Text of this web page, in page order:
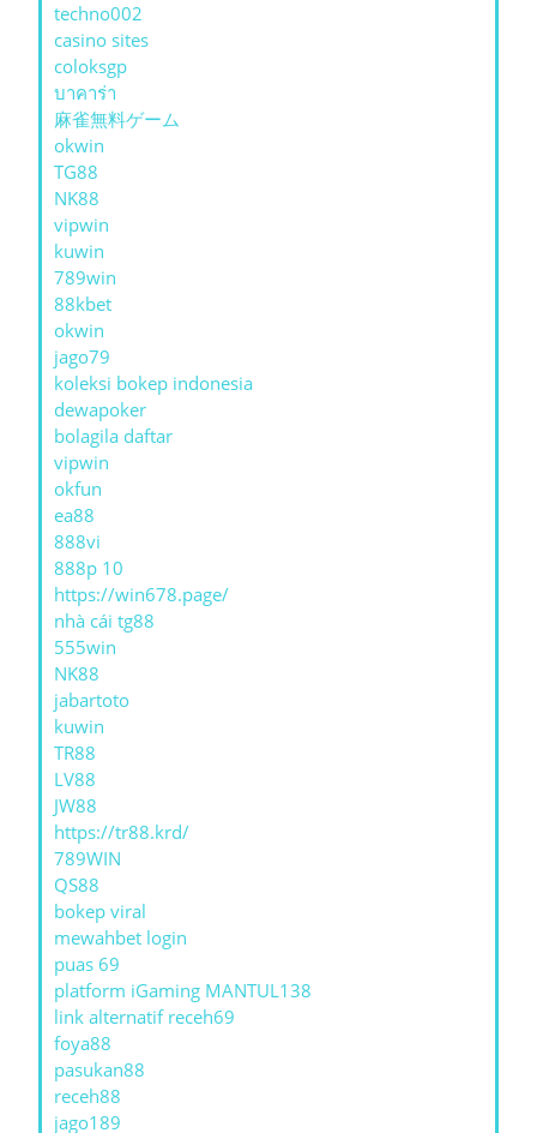
techno002
casino sites
coloksgp
บาคาร่า
麻雀無料ゲーム
okwin
TG88
NK88
vipwin
kuwin
789win
88kbet
okwin
jago79
koleksi bokep indonesia
dewapoker
bolagila daftar
vipwin
okfun
ea88
888vi
888p 10
https://win678.page/
nhà cái tg88
555win
NK88
jabartoto
kuwin
TR88
LV88
JW88
https://tr88.krd/
789WIN
QS88
bokep viral
mewahbet login
puas 69
platform iGaming MANTUL138
link alternatif receh69
foya88
pasukan88
receh88
jago189